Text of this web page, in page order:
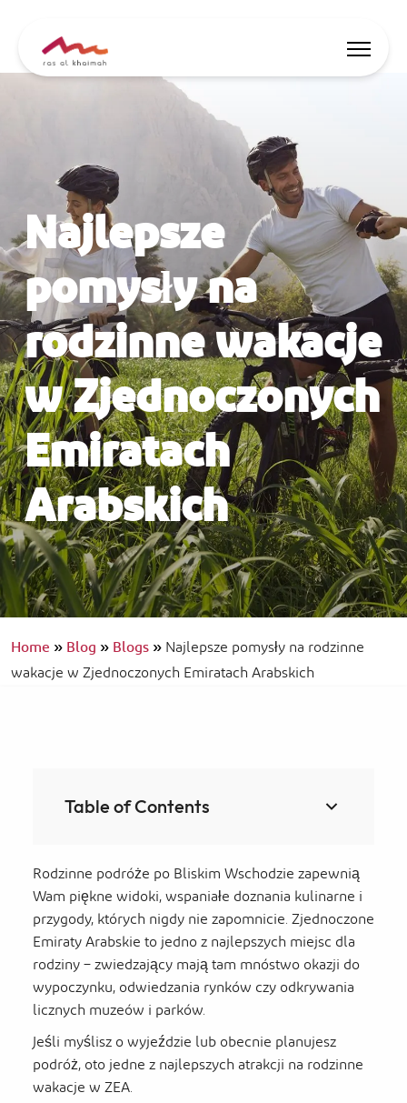
Gdzie się zatrzymać
Co robić tu
Zaplanuj podróż
🇵🇱 PL Wydarzenia
Najlepsze
pomysły na
rodzinne wakacje
w Zjednoczonych
Emiratach
Arabskich
Home»Blog»Blogs»Najlepsze pomysły na rodzinne
wakacje w Zjednoczonych Emiratach Arabskich
Table of Contents
Rodzinne podróże po Bliskim Wschodzie zapewnią
Wam piękne widoki, wspaniałe doznania kulinarne i
przygody, których nigdy nie zapomnicie. Zjednoczone
Emiraty Arabskie to jedno z najlepszych miejsc dla
rodziny – zwiedzający mają tam mnóstwo okazji do
wypoczynku, odwiedzania rynków czy odkrywania
licznych muzeów i parków.
Jeśli myślisz o wyjeździe lub obecnie planujesz
podróż, oto jedne z najlepszych atrakcji na rodzinne
wakacje w ZEA.